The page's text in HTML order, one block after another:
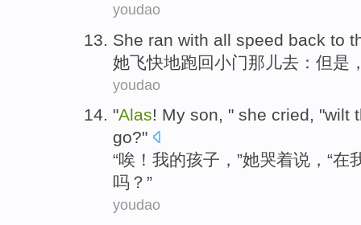
youdao
She ran with all speed back to
她飞快地跑回小门那儿去：但是
youdao
"Alas! My son, " she cried, "wilt
go?"
“唉 ！ 我的孩子 ，”她哭着说 ，“在
吗？”
youdao